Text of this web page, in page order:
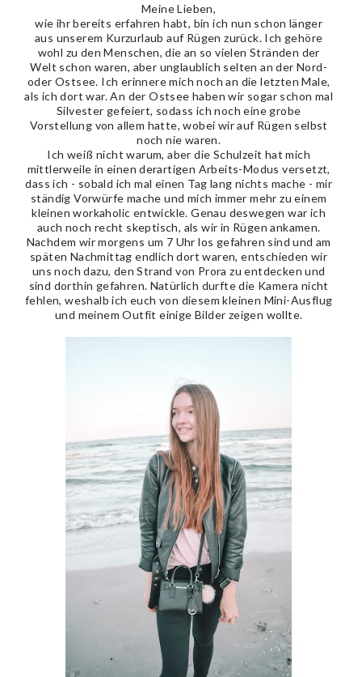
Meine Lieben,
wie ihr bereits erfahren habt, bin ich nun schon länger
aus unserem Kurzurlaub auf Rügen zurück. Ich gehöre
wohl zu den Menschen, die an so vielen Stränden der
Welt schon waren, aber unglaublich selten an der Nord-
oder Ostsee. Ich erinnere mich noch an die letzten Male,
als ich dort war. An der Ostsee haben wir sogar schon mal
Silvester gefeiert, sodass ich noch eine grobe
Vorstellung von allem hatte, wobei wir auf Rügen selbst
noch nie waren.
Ich weiß nicht warum, aber die Schulzeit hat mich
mittlerweile in einen derartigen Arbeits-Modus versetzt,
dass ich - sobald ich mal einen Tag lang nichts mache - mir
ständig Vorwürfe mache und mich immer mehr zu einem
kleinen workaholic entwickle. Genau deswegen war ich
auch noch recht skeptisch, als wir in Rügen ankamen.
Nachdem wir morgens um 7 Uhr los gefahren sind und am
späten Nachmittag endlich dort waren, entschieden wir
uns noch dazu, den Strand von Prora zu entdecken und
sind dorthin gefahren. Natürlich durfte die Kamera nicht
fehlen, weshalb ich euch von diesem kleinen Mini-Ausflug
und meinem Outfit einige Bilder zeigen wollte.